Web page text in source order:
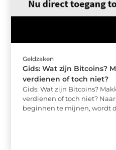
Geldzaken
Gids: Wat zijn Bitcoins?
verdienen of toch niet?
Gids: Wat zijn Bitcoins?
verdienen of toch niet?
beginnen te mijnen, wordt